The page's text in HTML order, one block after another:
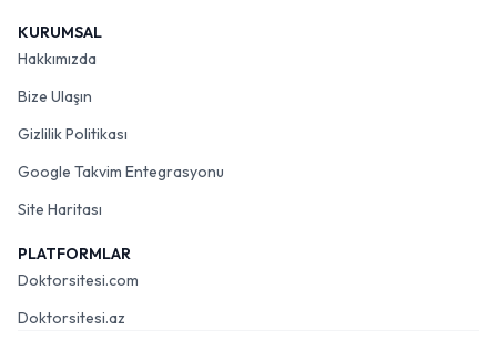
KURUMSAL
Hakkımızda
Bize Ulaşın
Gizlilik Politikası
Google Takvim Entegrasyonu
Site Haritası
PLATFORMLAR
Doktorsitesi.com
Doktorsitesi.az